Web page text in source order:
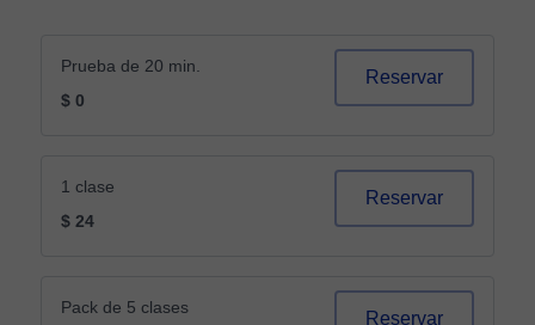
Prueba de 20 min.
$ 0
Reservar
1 clase
$ 24
Reservar
Pack de 5 clases
Reservar